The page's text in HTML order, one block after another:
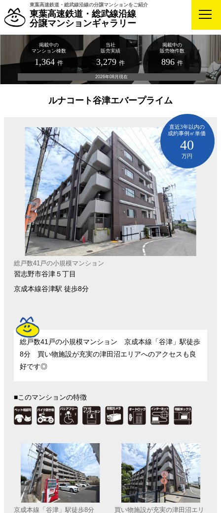
東葉高速鉄道・総武線沿線の分譲マンションをご紹介
東葉高速鉄道・総武線沿線
分譲マンションギャラリー
掲載中の
マンション棟数
1,364 件
当社
販売実績
3,279 件
掲載中の
販売物件数
896 件
2026年08月現在
ルナコート谷津エバープライム
直近3年以内の
成約事例㎡単価
40
万円
総戸数41戸の小規模マンション
習志野市谷津５丁目
京成本線谷津駅 徒歩8分
総戸数41戸の小規模マンション 京成本線「谷津」駅徒歩
8分 買い物施設が充実の津田沼エリアへのアクセスも良
好です◎
■このマンションの特徴
京成本線「谷津」駅徒歩8分
買い物施設が充実の津田沼エリ